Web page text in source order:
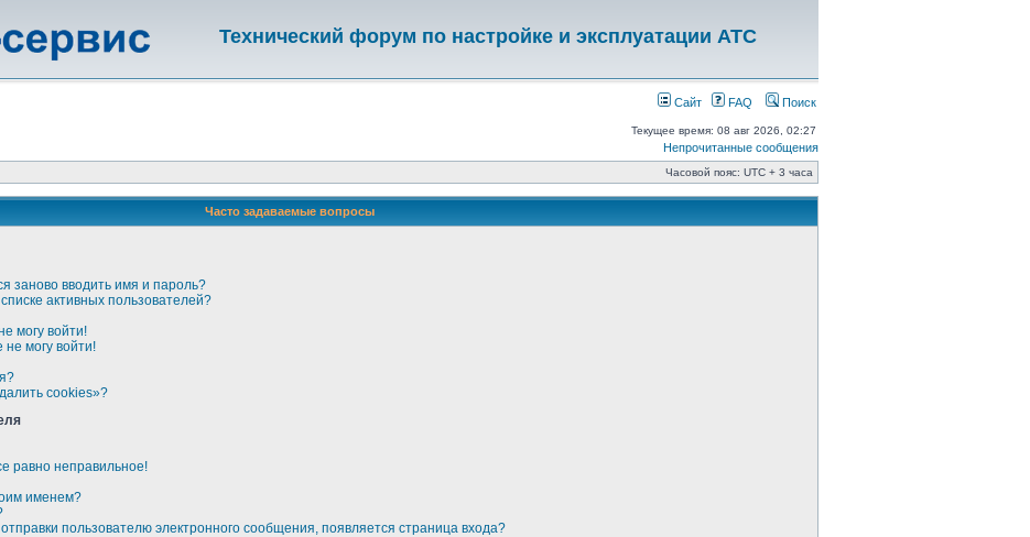
Технический форум по настройке и эксплуатации АТС
Сайт FAQ Поиск
Текущее время: 08 авг 2026, 02:27
Непрочитанные сообщения
Часовой пояс: UTC + 3 часа
Часто задаваемые вопросы
заново вводить имя и пароль?
активных пользователей?
могу войти!
могу войти!
cookies»?
равно неправильное!
именем?
пользователю электронного сообщения, появляется страница входа?